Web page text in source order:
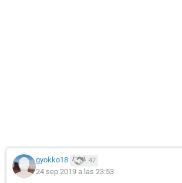
gyokko18 47
24 sep 2019 a las 23:53